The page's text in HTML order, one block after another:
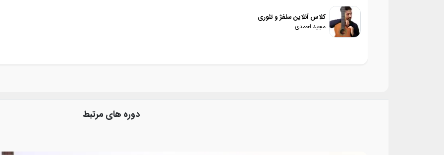
کلاس آنلاین سلفژ و تئوری
مجید احمدی
دوره های مرتبط